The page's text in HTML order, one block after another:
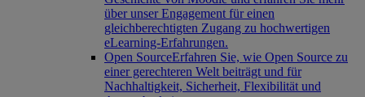
über unser Engagement für einen
gleichberechtigten Zugang zu hochwertigen
eLearning-Erfahrungen.
Open SourceErfahren Sie, wie Open Source zu
einer gerechteren Welt beiträgt und für
Nachhaltigkeit, Sicherheit, Flexibilität und